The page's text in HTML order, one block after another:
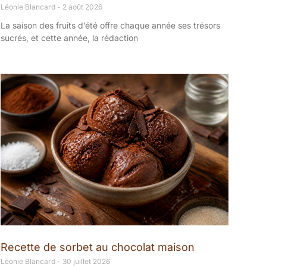
Léonie Blancard 2 août 2026
La saison des fruits d’été offre chaque année ses trésors
sucrés, et cette année, la rédaction
Recette de sorbet au chocolat maison
Léonie Blancard 30 juillet 2026